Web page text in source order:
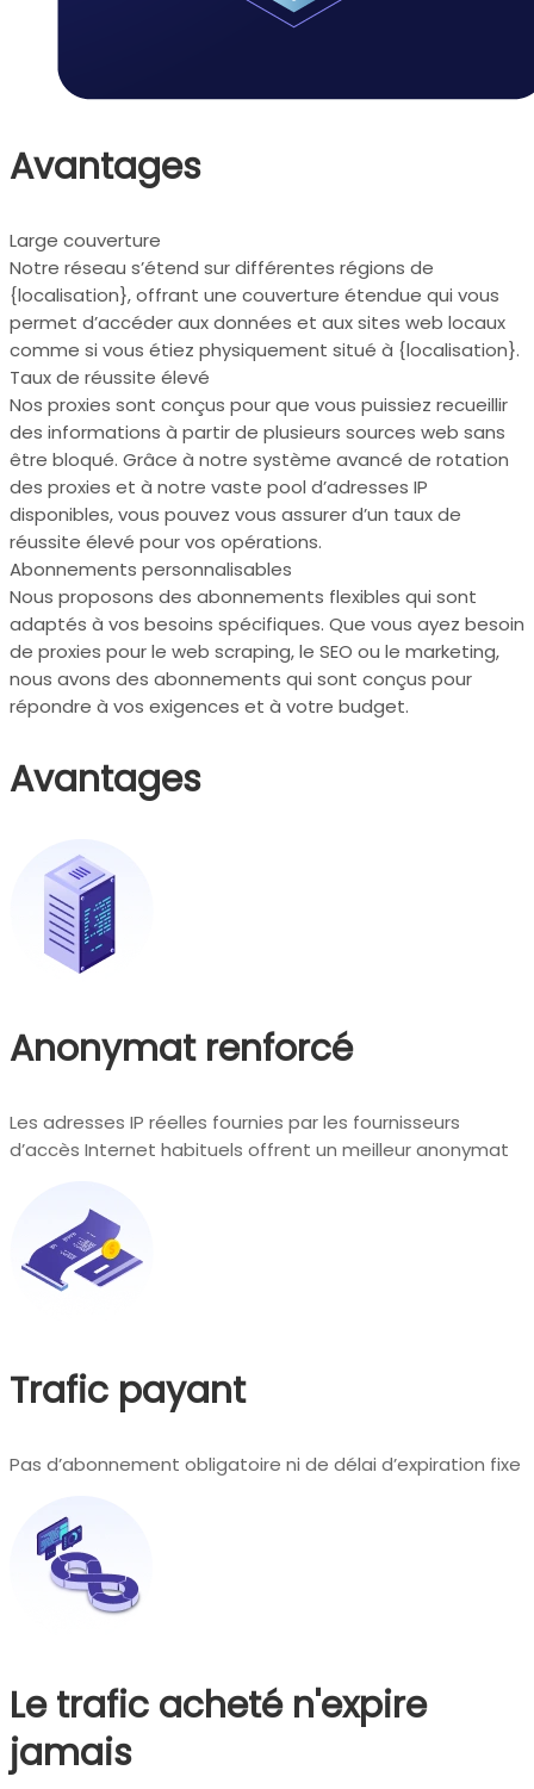
Avantages
Large couverture
Notre réseau s’étend sur différentes régions de
{localisation}, offrant une couverture étendue qui vous
permet d’accéder aux données et aux sites web locaux
comme si vous étiez physiquement situé à {localisation}.
Taux de réussite élevé
Nos proxies sont conçus pour que vous puissiez recueillir
des informations à partir de plusieurs sources web sans
être bloqué. Grâce à notre système avancé de rotation
des proxies et à notre vaste pool d’adresses IP
disponibles, vous pouvez vous assurer d’un taux de
réussite élevé pour vos opérations.
Abonnements personnalisables
Nous proposons des abonnements flexibles qui sont
adaptés à vos besoins spécifiques. Que vous ayez besoin
de proxies pour le web scraping, le SEO ou le marketing,
nous avons des abonnements qui sont conçus pour
répondre à vos exigences et à votre budget.
Avantages
Anonymat renforcé
Les adresses IP réelles fournies par les fournisseurs
d’accès Internet habituels offrent un meilleur anonymat
Trafic payant
Pas d’abonnement obligatoire ni de délai d’expiration fixe
Le trafic acheté n'expire
jamais